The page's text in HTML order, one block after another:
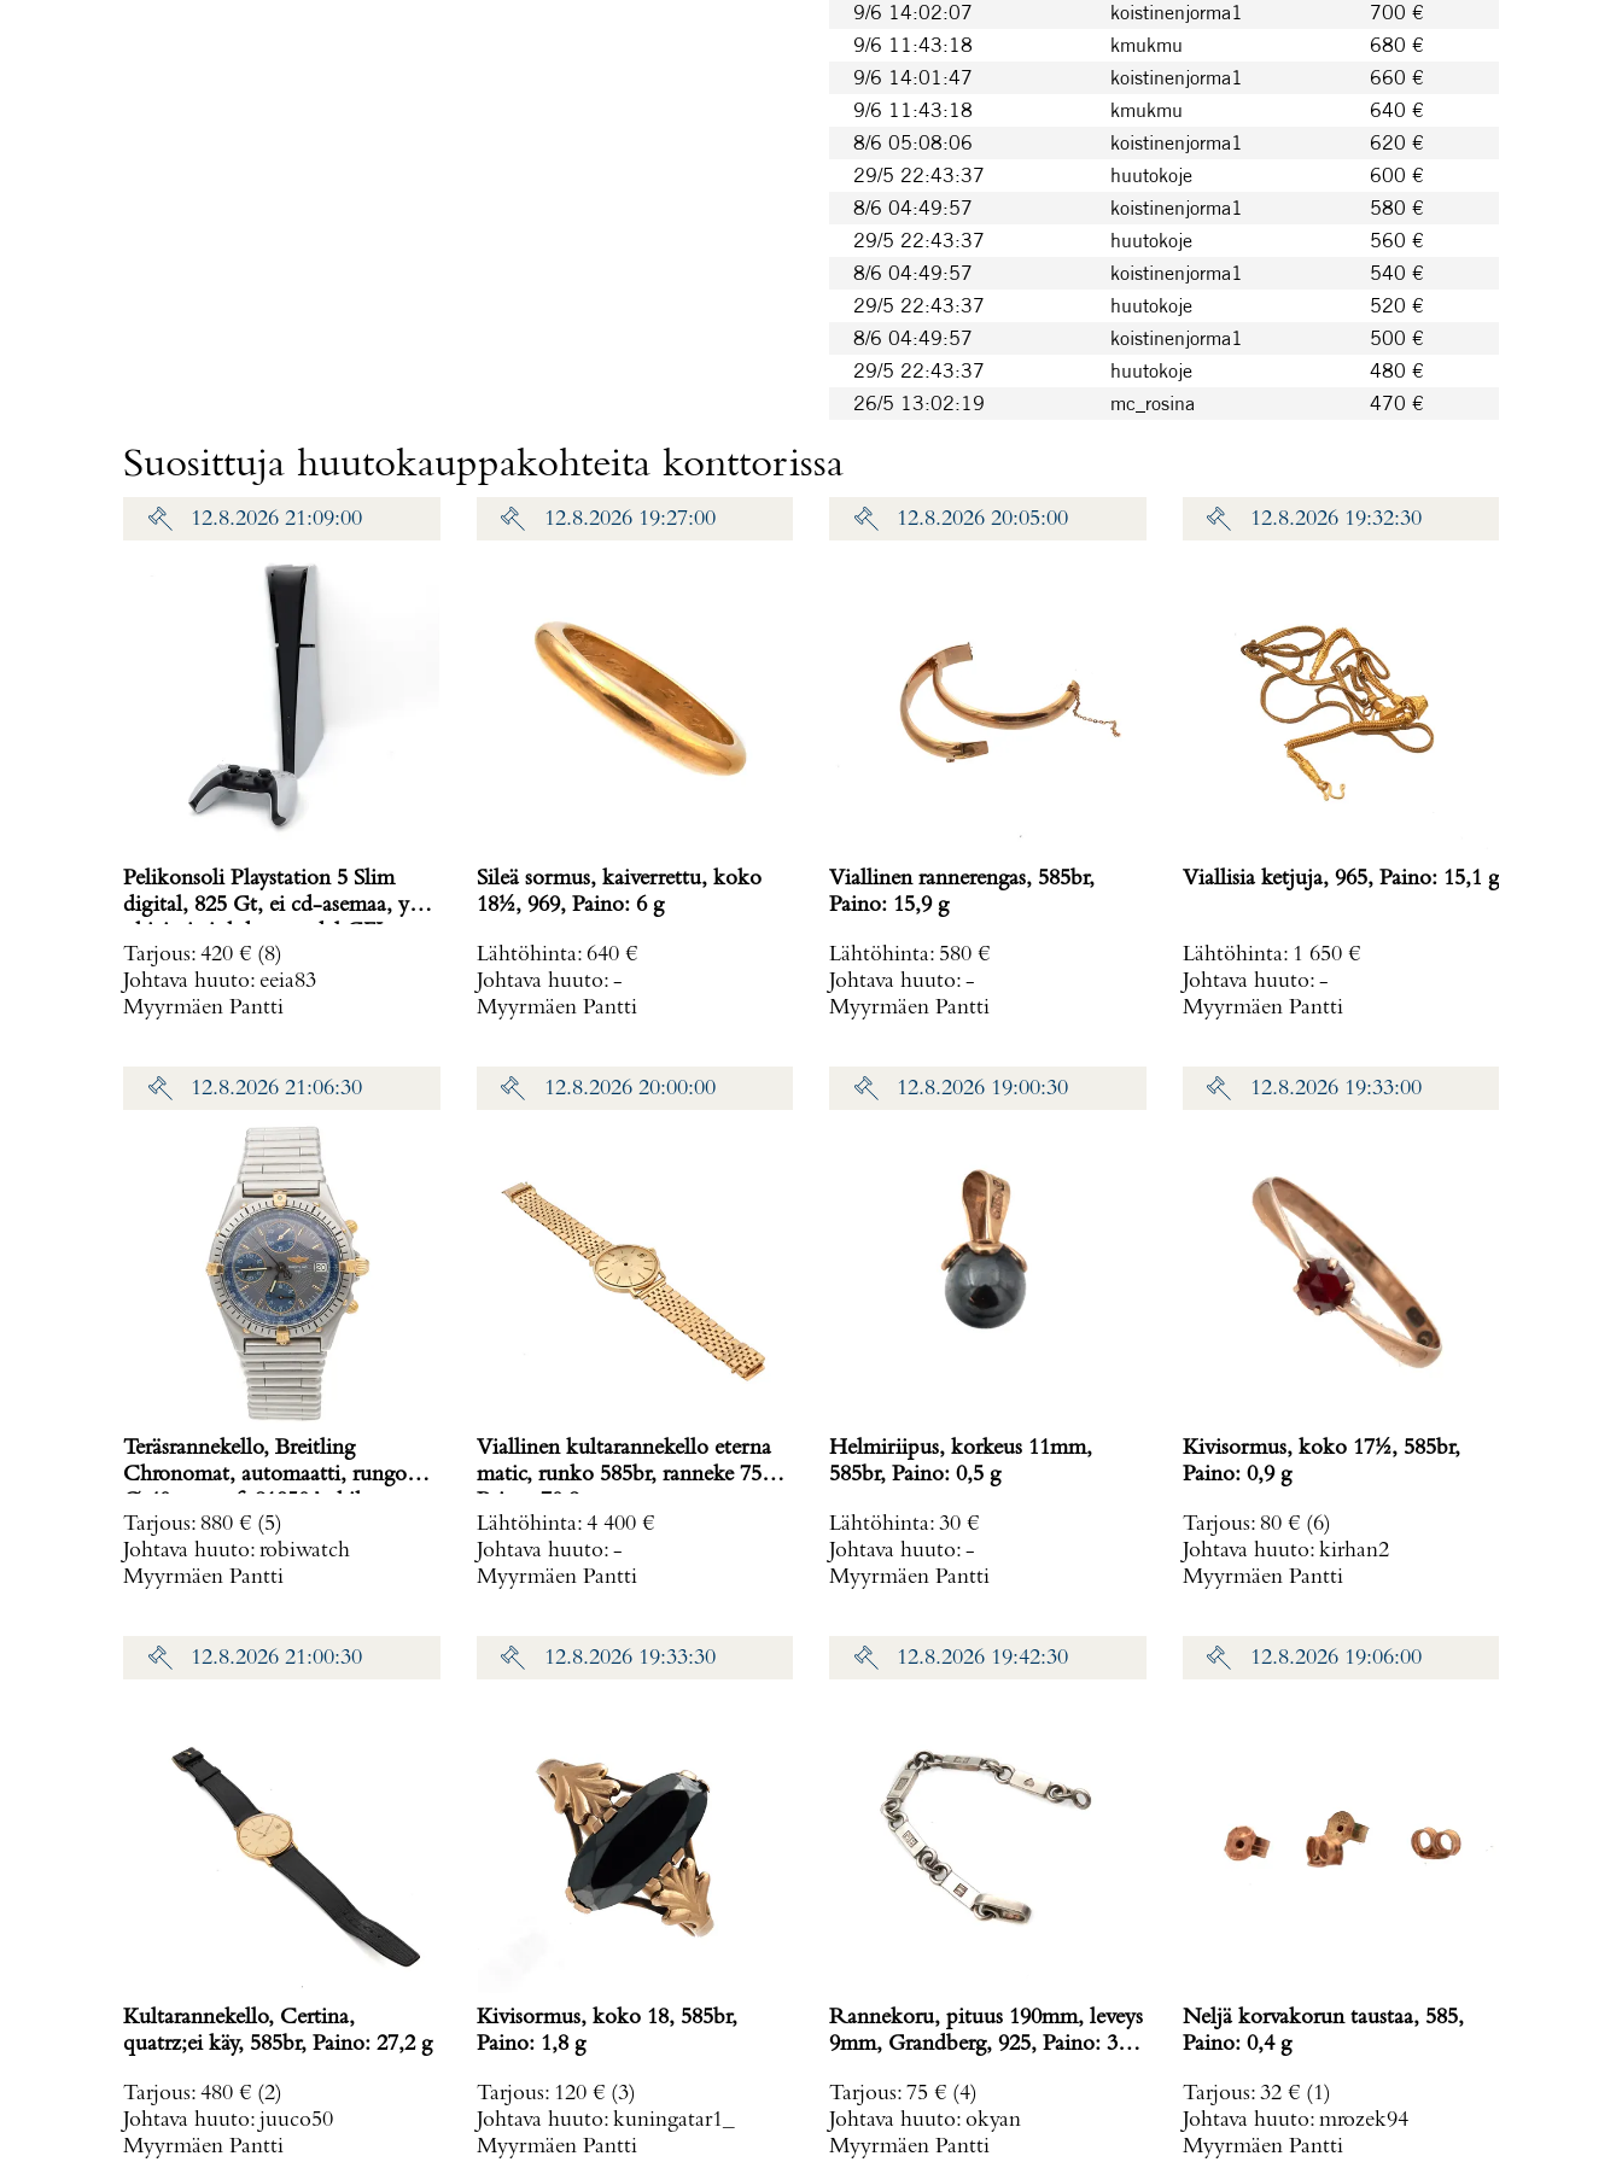
9/6 14:02:07
koistinenjorma1
700 €
9/6 11:43:18
kmukmu
680 €
9/6 14:01:47
koistinenjorma1
660 €
9/6 11:43:18
kmukmu
640 €
8/6 05:08:06
koistinenjorma1
620 €
29/5 22:43:37
huutokoje
600 €
8/6 04:49:57
koistinenjorma1
580 €
29/5 22:43:37
huutokoje
560 €
8/6 04:49:57
koistinenjorma1
540 €
29/5 22:43:37
huutokoje
520 €
8/6 04:49:57
koistinenjorma1
500 €
29/5 22:43:37
huutokoje
480 €
26/5 13:02:19
mc_rosina 470 €
Suosittuja huutokauppakohteita konttorissa
12.8.2026 21:09:00
Pelikonsoli Playstation 5 Slim
digital, 825 Gt, ei cd-asemaa, yksi
2016,
Tarjous: 420 € (8)
Johtava huuto: eeia83
Myyrmäen Pantti
12.8.2026 19:27:00
Sileä sormus, kaiverrettu, koko
18½, 969, Paino: 6 g
Lähtöhinta: 640 €
Johtava huuto: -
Myyrmäen Pantti
12.8.2026 20:05:00
Viallinen rannerengas, 585br,
Paino: 15,9 g
Lähtöhinta: 580 €
Johtava huuto: -
Myyrmäen Pantti
12.8.2026 19:32:30
Viallisia ketjuja, 965, Paino: 15,1 g
Lähtöhinta: 1 650 €
Johtava huuto: -
Myyrmäen Pantti
12.8.2026 21:06:30
Teräsrannekello, Breitling
Chronomat, automaatti, rungon
pituus 160mm, nupista pala
irronnut, hihnan kiinnitys löysä,
laatikko, Paino: 0 g
Tarjous: 880 € (5)
Johtava huuto: robiwatch
Myyrmäen Pantti
12.8.2026 20:00:00
Viallinen kultarannekello eterna
matic, runko 585br, ranneke 750,
Lähtöhinta: 4 400 €
Johtava huuto: -
Myyrmäen Pantti
12.8.2026 19:00:30
Helmiriipus, korkeus 11mm,
585br, Paino: 0,5 g
Lähtöhinta: 30 €
Johtava huuto: -
Myyrmäen Pantti
12.8.2026 19:33:00
Kivisormus, koko 17½, 585br,
Paino: 0,9 g
Tarjous: 80 € (6)
Johtava huuto: kirhan2
Myyrmäen Pantti
12.8.2026 21:00:30
Kultarannekello, Certina,
quatrz;ei käy, 585br, Paino: 27,2 g
Tarjous: 480 € (2)
Johtava huuto: juuco50
Myyrmäen Pantti
12.8.2026 19:33:30
Kivisormus, koko 18, 585br,
Paino: 1,8 g
Tarjous: 120 € (3)
Johtava huuto: kuningatar1_
Myyrmäen Pantti
12.8.2026 19:42:30
Rannekoru, pituus 190mm, leveys
9mm, Grandberg, 925, Paino: 38,2
Tarjous: 75 € (4)
Johtava huuto: okyan
Myyrmäen Pantti
12.8.2026 19:06:00
Neljä korvakorun taustaa, 585,
Paino: 0,4 g
Tarjous: 32 € (1)
Johtava huuto: mrozek94
Myyrmäen Pantti